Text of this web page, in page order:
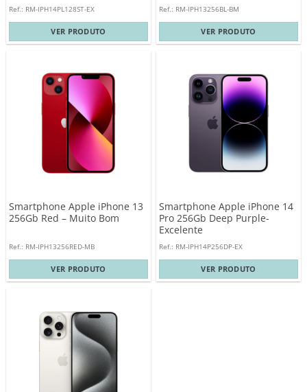
Ref.: RM-IPH14PL128ST-EX
VER PRODUTO
Ref.: RM-IPH13256BL-BM
VER PRODUTO
Smartphone Apple iPhone 13
256Gb Red – Muito Bom
Ref.: RM-IPH13256RED-MB
VER PRODUTO
Smartphone Apple iPhone 14
Pro 256Gb Deep Purple-
Excelente
Ref.: RM-IPH14P256DP-EX
VER PRODUTO